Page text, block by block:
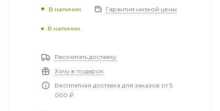
В наличии Гарантия низкой цены
В наличии
Рассчитать доставку
Хочу в подарок
Бесплатная доставка для заказов от 5
000 ₽